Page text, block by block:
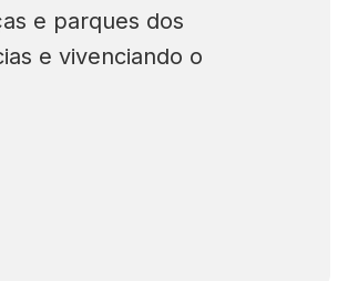
e parques dos
e vivenciando o